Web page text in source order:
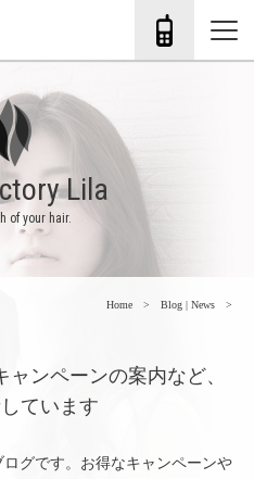
Lila
of your hair.
Home Blog | News
ンペーンの案内など、
ています
ログです。お得なキャンペーンや